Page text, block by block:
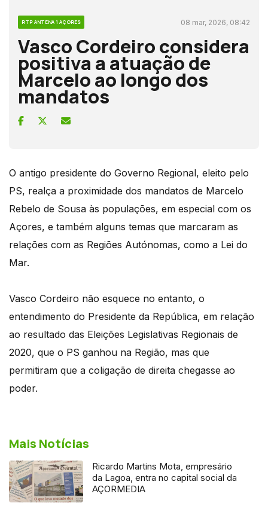
RTP ANTENA 1 AÇORES 08 mar, 2026, 08:42
Vasco Cordeiro considera
positiva a atuação de
Marcelo ao longo dos
mandatos
O antigo presidente do Governo Regional, eleito pelo
PS, realça a proximidade dos mandatos de Marcelo
Rebelo de Sousa às populações, em especial com os
Açores, e também alguns temas que marcaram as
relações com as Regiões Autónomas, como a Lei do
Mar.
Vasco Cordeiro não esquece no entanto, o
entendimento do Presidente da República, em relação
ao resultado das Eleições Legislativas Regionais de
2020, que o PS ganhou na Região, mas que
permitiram que a coligação de direita chegasse ao
poder.
Mais Notícias
Ricardo Martins Mota, empresário
da Lagoa, entra no capital social da
AÇORMEDIA